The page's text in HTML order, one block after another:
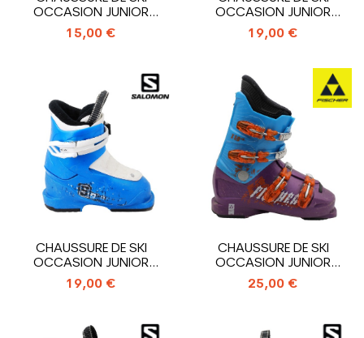
OCCASION JUNIOR
ROSSIGNOL MINI R...
15,00 €
OCCASION JUNIOR
DALBELLO CXR3_3...
19,00 €
CHAUSSURE DE SKI
OCCASION JUNIOR
SALOMON T1_1 CROCHET
19,00 €
CHAUSSURE DE SKI
OCCASION JUNIOR
FISCHER X50 JR_4...
25,00 €